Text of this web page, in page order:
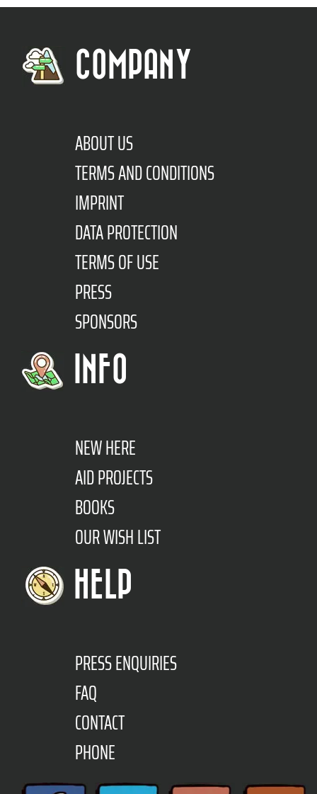
COMPANY
ABOUT US
TERMS AND CONDITIONS
IMPRINT
DATA PROTECTION
TERMS OF USE
PRESS
SPONSORS
INFO
NEW HERE
AID PROJECTS
BOOKS
OUR WISH LIST
HELP
PRESS ENQUIRIES
FAQ
CONTACT
PHONE